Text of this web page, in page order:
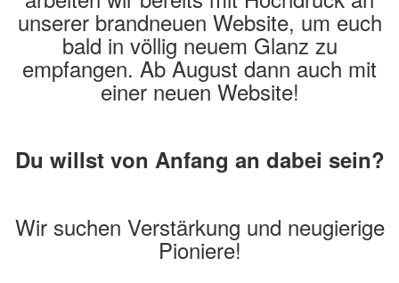
unserer brandneuen Website, um euch
bald in völlig neuem Glanz zu
empfangen. Ab August dann auch mit
einer neuen Website!
Du willst von Anfang an dabei sein?
Wir suchen Verstärkung und neugierige
Pioniere!